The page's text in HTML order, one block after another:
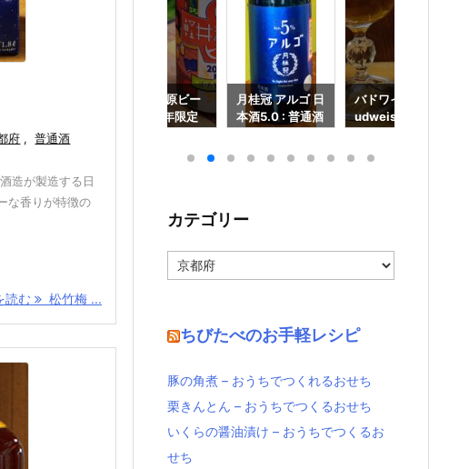
府 , 普通酒
造が製造する日
な香りが特徴の
読む 松竹梅 ...
Every White):
軽井沢高原ビー
ル 2025年限定
月桂冠 アルゴ 日
本酒5.0 : 普通酒
バドワイザー(B
udweiser) : ビ
カテゴリー
カ
テ
ーちびたべのお手軽レシピ
豚の角煮 – おうちでつくれるおせち
栗きんとん – おうちでつくるおせち
いくらの醤油漬け – おうちでつくるお
せち